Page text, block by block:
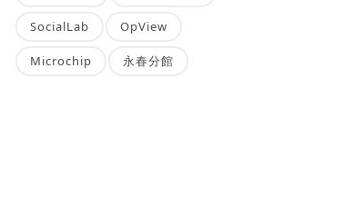
SocialLab OpView
Microchip 永春分館